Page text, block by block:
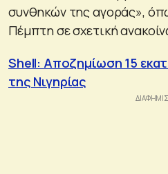
συνθηκών της αγοράς»,
Πέμπτη σε σχετική
Shell: Αποζημίωση 15
της Νιγηρίας